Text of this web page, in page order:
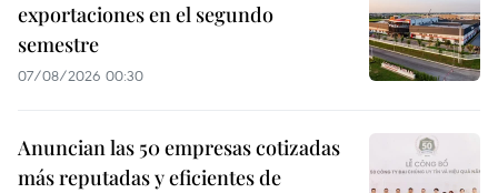
exportaciones en el segundo
semestre
07/08/2026 00:30
Anuncian las 50 empresas cotizadas
más reputadas y eficientes de